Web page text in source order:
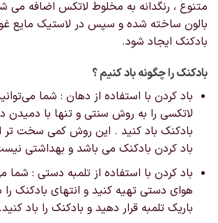
متنوع ، رنگدانه به مخلوط لاتکس اضافه می
بالون ساخته شده و سپس در لاستیک مایع
بادکنک ایجاد شود.
بادکنک را چگونه باد کنیم ؟
باد کردن با استفاده از دهان : شما
لاتکسی را به روش سنتی و تنها با دمیدن
بادکنک باد کنید . این روش کمی سخت تر
باد کردن بادکنک می باشد و بهداشتی
باد کردن با استفاده از تلمبه دستی :
هوای دستی تهیه کنید و انتهای بادکنک
باریک تلمبه قرار دهید و بادکنک را باد کنید.